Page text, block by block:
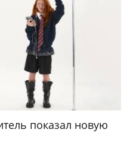
показал новую